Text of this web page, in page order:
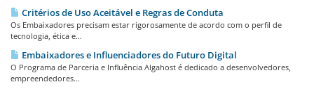
Critérios de Uso Aceitável e Regras de Conduta
Os Embaixadores precisam estar rigorosamente de acordo com o perfil de
tecnologia, ética e...
Embaixadores e Influenciadores do Futuro Digital
O Programa de Parceria e Influência Algahost é dedicado a desenvolvedores,
empreendedores...